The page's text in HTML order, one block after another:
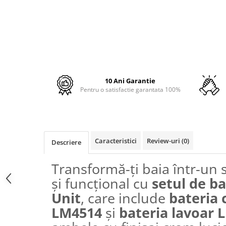
SETURI CHIUVETA DE BUCATARIE SI
VARIANT
Electrocasnice pentru bucătărie
10 Ani Garantie
Pentru o satisfactie garantata 100%
Descriere Caracteristici Review-uri (0)
Transformă-ți baia într-un
și funcțional cu setul de
Unit, care include bateria
LM4514 și bateria lavoar